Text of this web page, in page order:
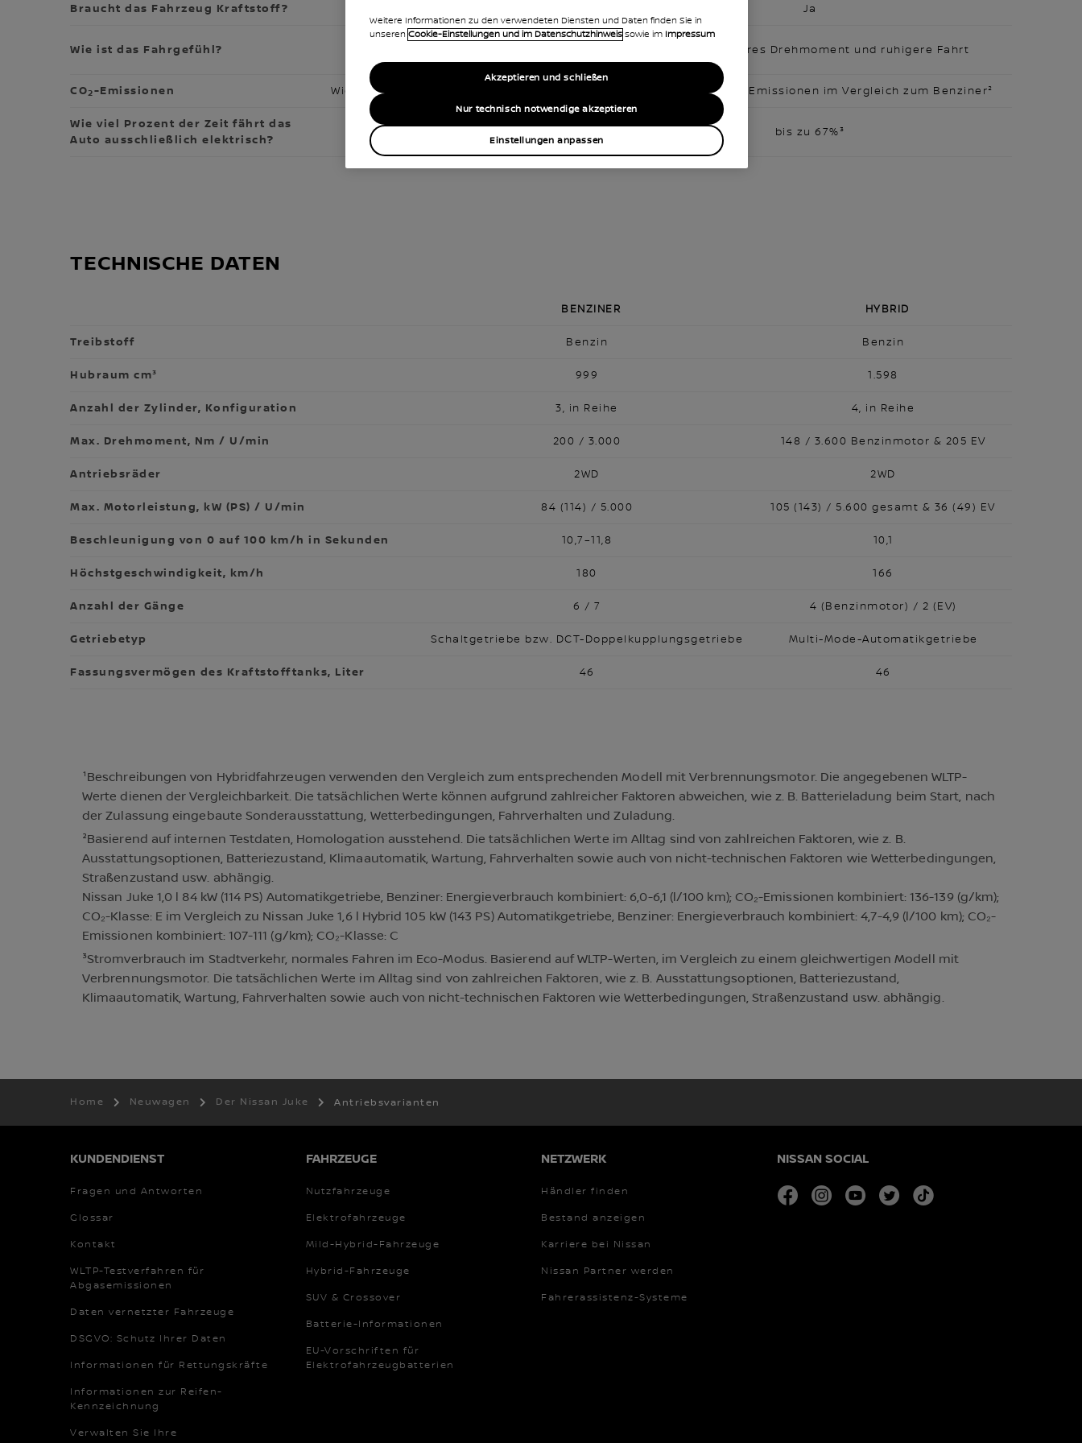
Braucht das Fahrzeug Kraftstoff? Ja
Wie ist das Fahrgefühl?
Wie gewohnt bei reinen
Sofort verfügbares Drehmoment und ruhigere Fahrt
CO2-Emissionen Wie üblich bei reinen Verbrennungsmotoren Deutlich reduzierte Emissionen im Vergleich zum Benziner²
Wie viel Prozent der Zeit fährt das
Auto ausschließlich elektrisch?
bis zu 67%³
TECHNISCHE DATEN
BENZINER HYBRID
Treibstoff Benzin Benzin
Hubraum cm³ 999 1.598
Anzahl der Zylinder, Konfiguration 3, in Reihe 4, in Reihe
Max. Drehmoment, Nm / U/min 200 / 3.000 148 / 3.600 Benzinmotor & 205 EV
Antriebsräder 2WD 2WD
Max. Motorleistung, kW (PS) / U/min 84 (114) / 5.000 105 (143) / 5.600 gesamt & 36 (49) EV
Beschleunigung von 0 auf 100 km/h in Sekunden 10,7–11,8 10,1
Höchstgeschwindigkeit, km/h 180 166
Anzahl der Gänge 6 / 7 4 (Benzinmotor) / 2 (EV)
Getriebetyp Schaltgetriebe bzw. DCT-Doppelkupplungsgetriebe Multi-Mode-Automatikgetriebe
Fassungsvermögen des Kraftstofftanks, Liter 46 46
¹Beschreibungen von Hybridfahrzeugen verwenden den Vergleich zum entsprechenden Modell mit Verbrennungsmotor. Die angegebenen WLTP-
Werte dienen der Vergleichbarkeit. Die tatsächlichen Werte können aufgrund zahlreicher Faktoren abweichen, wie z. B. Batterieladung beim Start, nach
der Zulassung eingebaute Sonderausstattung, Wetterbedingungen, Fahrverhalten und Zuladung.
²Basierend auf internen Testdaten, Homologation ausstehend. Die tatsächlichen Werte im Alltag sind von zahlreichen Faktoren, wie z. B.
Ausstattungsoptionen, Batteriezustand, Klimaautomatik, Wartung, Fahrverhalten sowie auch von nicht-technischen Faktoren wie Wetterbedingungen,
Straßenzustand usw. abhängig.
Nissan Juke 1,0 l 84 kW (114 PS) Automatikgetriebe, Benziner: Energieverbrauch kombiniert: 6,0-6,1 (l/100 km); CO₂-Emissionen kombiniert: 136-139 (g/km);
CO₂-Klasse: E im Vergleich zu Nissan Juke 1,6 l Hybrid 105 kW (143 PS) Automatikgetriebe, Benziner: Energieverbrauch kombiniert: 4,7-4,9 (l/100 km); CO₂-
Emissionen kombiniert: 107-111 (g/km); CO₂-Klasse: C
³Stromverbrauch im Stadtverkehr, normales Fahren im Eco-Modus. Basierend auf WLTP-Werten, im Vergleich zu einem gleichwertigen Modell mit
Verbrennungsmotor. Die tatsächlichen Werte im Alltag sind von zahlreichen Faktoren, wie z. B. Ausstattungsoptionen, Batteriezustand,
Klimaautomatik, Wartung, Fahrverhalten sowie auch von nicht-technischen Faktoren wie Wetterbedingungen, Straßenzustand usw. abhängig.
Home Neuwagen Der Nissan Juke Antriebsvarianten
KUNDENDIENST
Fragen und Antworten
Glossar
Kontakt
WLTP-Testverfahren für
Abgasemissionen
Daten vernetzter Fahrzeuge
DSGVO: Schutz Ihrer Daten
Informationen für Rettungskräfte
Informationen zur Reifen-
Kennzeichnung
Verwalten Sie Ihre
FAHRZEUGE
Nutzfahrzeuge
Elektrofahrzeuge
Mild-Hybrid-Fahrzeuge
Hybrid-Fahrzeuge
SUV & Crossover
Batterie-Informationen
EU-Vorschriften für
Elektrofahrzeugbatterien
NETZWERK
Händler finden
Bestand anzeigen
Karriere bei Nissan
Nissan Partner werden
Fahrerassistenz-Systeme
NISSAN SOCIAL
facebookinstagramyoutubetwitter
Weitere Informationen zu den verwendeten Diensten und Daten finden Sie in
unseren Cookie-Einstellungen und im Datenschutzhinweis sowie im Impressum
Einstellungen anpassen
Nur technisch notwendige akzeptieren
Akzeptieren und schließen